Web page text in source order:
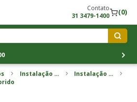
Contato
31 3479-1400
(0)
Instalação e
Instalação e